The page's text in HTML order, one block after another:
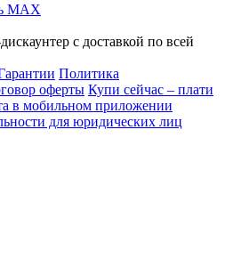
MAX
с доставкой по всей
Политика
оферты Купи сейчас – плати
в мобильном приложении
для юридических лиц